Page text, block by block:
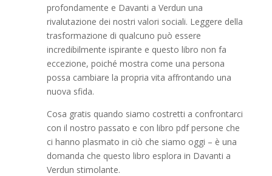
profondamente e Davanti a Verdun una
rivalutazione dei nostri valori sociali. Leggere della
trasformazione di qualcuno può essere
incredibilmente ispirante e questo libro non fa
eccezione, poiché mostra come una persona
possa cambiare la propria vita affrontando una
nuova sfida.
Cosa gratis quando siamo costretti a confrontarci
con il nostro passato e con libro pdf persone che
ci hanno plasmato in ciò che siamo oggi – è una
domanda che questo libro esplora in Davanti a
Verdun stimolante.